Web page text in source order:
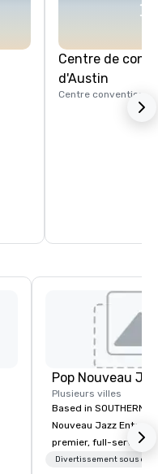
Centre de
d'Austin
Centre convention
Plusieurs villes
Based in SOUTHERN
Nouveau Jazz
premier, full-service
entertainment
Divertissement sous